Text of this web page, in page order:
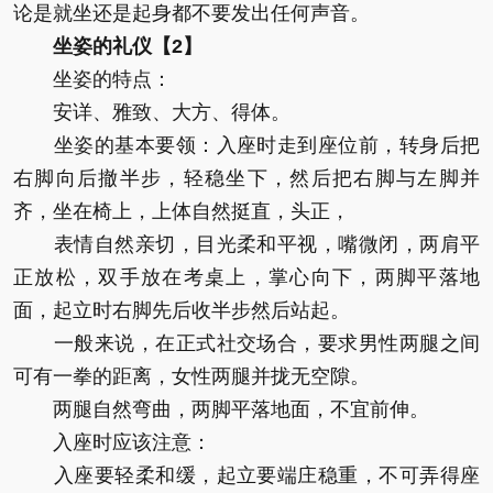
论是就坐还是起身都不要发出任何声音。
坐姿的礼仪【2】
坐姿的特点：
安详、雅致、大方、得体。
坐姿的基本要领：入座时走到座位前，转身后把
右脚向后撤半步，轻稳坐下，然后把右脚与左脚并
齐，坐在椅上，上体自然挺直，头正，
表情自然亲切，目光柔和平视，嘴微闭，两肩平
正放松，双手放在考桌上，掌心向下，两脚平落地
面，起立时右脚先后收半步然后站起。
一般来说，在正式社交场合，要求男性两腿之间
可有一拳的距离，女性两腿并拢无空隙。
两腿自然弯曲，两脚平落地面，不宜前伸。
入座时应该注意：
入座要轻柔和缓，起立要端庄稳重，不可弄得座